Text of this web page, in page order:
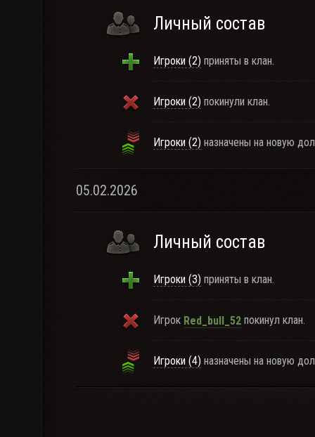
Личный состав
Игроки (2) приняты в клан.
Игроки (2) покинули клан.
Игроки (2) назначены на новую
05.02.2026
Личный состав
Игроки (3) приняты в клан.
Игрок Red_bull_52 покинул клан.
Игроки (4) назначены на новую